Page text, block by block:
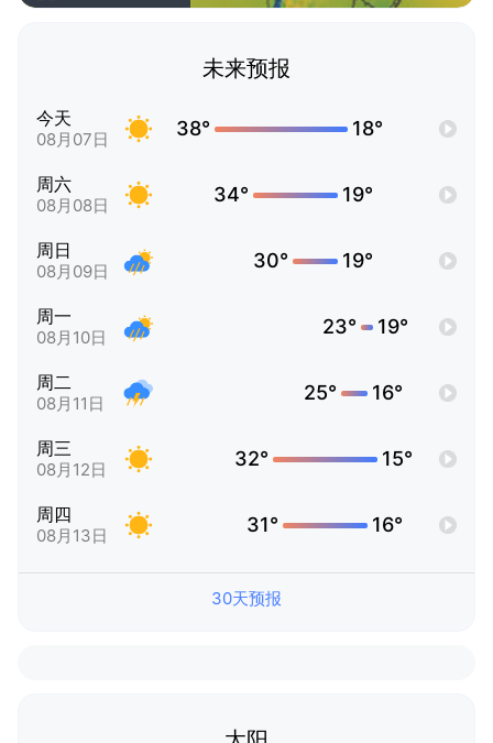
未来预报
今天
08月07日 38° 18°
周六
08月08日 34° 19°
周日
08月09日 30° 19°
周一
08月10日 23° 19°
周二
08月11日 25° 16°
周三
08月12日 32° 15°
周四
08月13日 31° 16°
30天预报